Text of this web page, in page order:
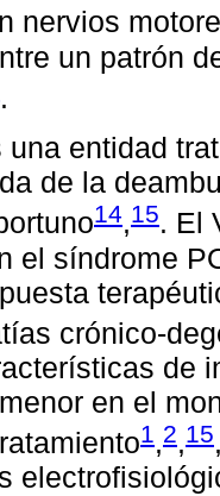
nervios
un patrón
.
una entidad
de la
14,15. El
el síndrome
crónico-
de
en el
1,2,15